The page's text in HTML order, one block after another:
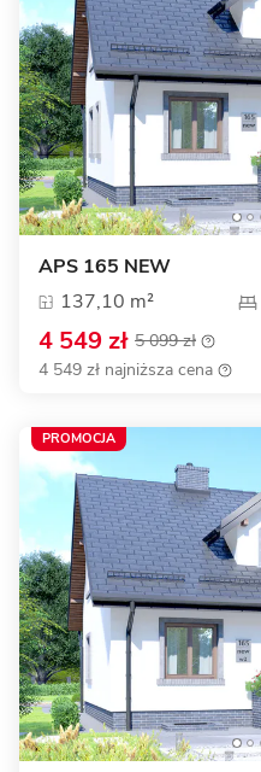
APS 165 NEW
137,10 m²
4 549 zł 5 099 zł
4 549 zł najniższa cena
PROMOCJA